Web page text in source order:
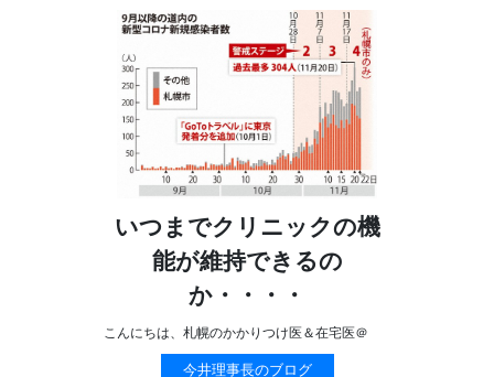
いつまでクリニックの機
能が維持できるの
か・・・・
こんにちは、札幌のかかりつけ医＆在宅医＠
今井理事長のブログ